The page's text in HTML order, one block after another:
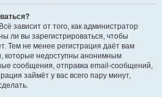
зависит от того, как администратор
ли вы зарегистрироваться, чтобы
Тем не менее регистрация даёт вам
которые недоступны анонимным
сообщения, отправка email-сообщений,
займёт у вас всего пару минут,